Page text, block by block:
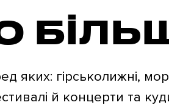
яких: гірськолижні,
й концерти та